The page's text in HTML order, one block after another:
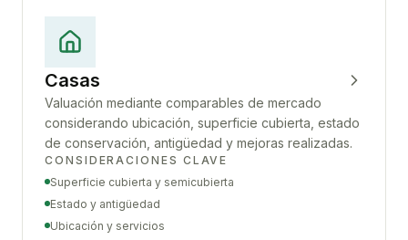
Casas
Valuación mediante comparables de mercado
considerando ubicación, superficie cubierta, estado
de conservación, antigüedad y mejoras realizadas.
CONSIDERACIONES CLAVE
Superficie cubierta y semicubierta
Estado y antigüedad
Ubicación y servicios